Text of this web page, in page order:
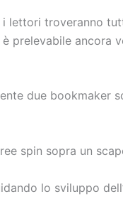
lettori troveranno
prelevabile ancora
due bookmaker
spin sopra un
lo sviluppo